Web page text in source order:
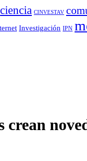
ciencia CINVESTAV
Investigación IPN
crean